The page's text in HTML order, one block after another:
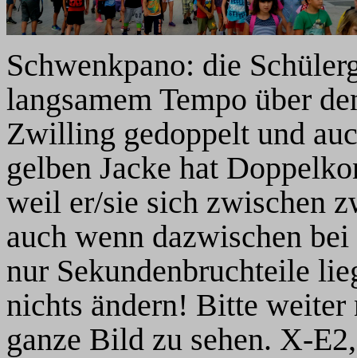
Schwenkpano: die
langsamem Tempo über
Zwilling gedoppelt und
gelben Jacke hat
weil er/sie sich zwischen
auch wenn dazwischen
nur Sekundenbruchteile
nichts ändern! Bitte weiter
ganze Bild zu sehen. X-